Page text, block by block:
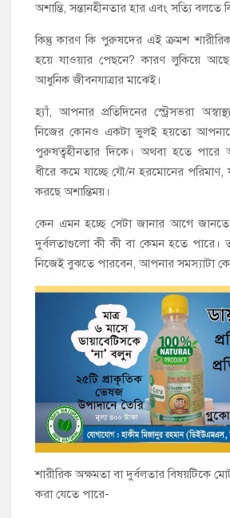
অশান্তি, সন্তানহীনতার হার এবং সত্যি বলতে
কিন্তু কারণ কি পুরুষদের এই ক্রমশ
হয়ে যাওয়ার পেছনে? কারণ লুকিয়ে
আধুনিক জীবনযাত্রার মাঝেই।
হ্যাঁ, আপনার প্রতিদিনের স্ট্রেসভরা
নিজের কোনও একটা ভুলই হয়তো
পুরুষত্বহীনতার দিকে। অথবা হতে পারে
ধীরে কমে যাচ্ছে যৌ/ন হরমোনের
করছে অশান্তিময়।
কেন এমন হচ্ছে সেটা জানার আগে
দুর্বলতাগুলো কী কী বা কেমন হতে পারে।
নিজেই বুঝতে পারবেন, আপনার সমস্যাটা
শারীরিক অক্ষমতা বা দুর্বলতার বিষয়টিকে
করা যেতে পারে-